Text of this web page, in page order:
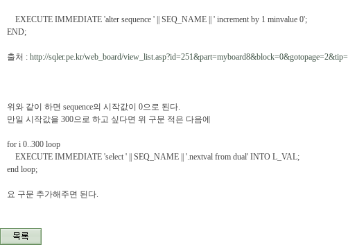
EXECUTE IMMEDIATE 'alter sequence ' || SEQ_NAME || ' increment by 1 minvalue 0';
END;
출처 : http://sqler.pe.kr/web_board/view_list.asp?id=251&part=myboard8&block=0&gotopage=2&tip=
위와 같이 하면 sequence의 시작값이 0으로 된다.
만일 시작값을 300으로 하고 싶다면 위 구문 적은 다음에
for i 0..300 loop
EXECUTE IMMEDIATE 'select ' || SEQ_NAME || '.nextval from dual' INTO L_VAL;
end loop;
요 구문 추가해주면 된다.